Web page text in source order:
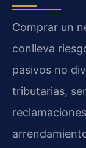
Comprar un
conlleva
pasivos no
tributarias,